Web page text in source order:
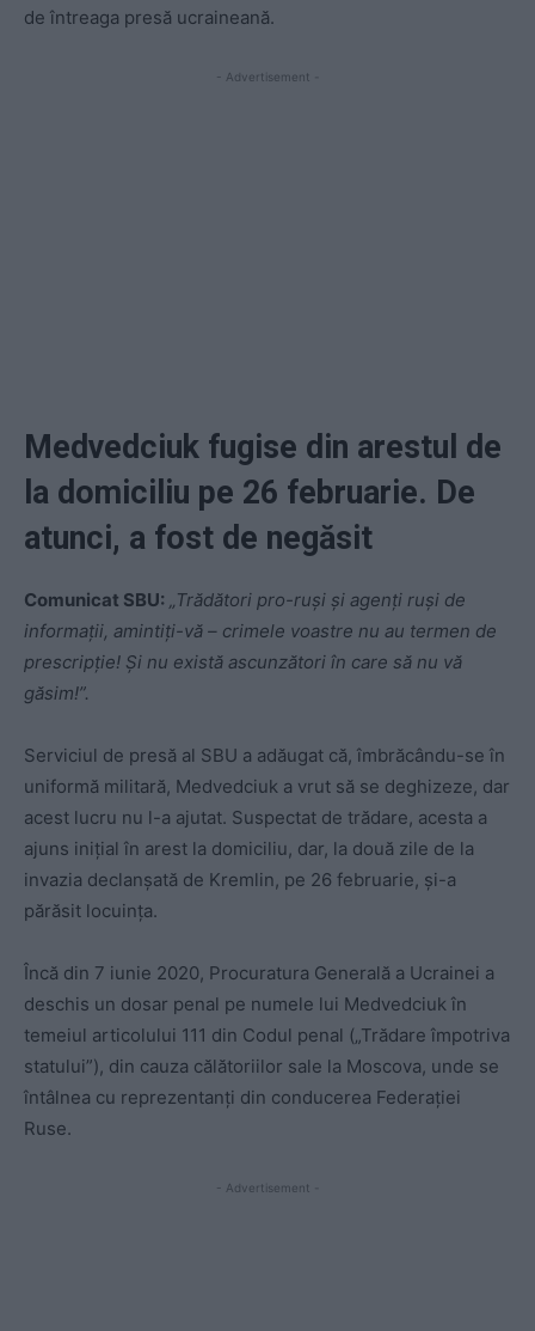
de întreaga presă ucraineană.
- Advertisement -
Medvedciuk fugise din arestul de
la domiciliu pe 26 februarie. De
atunci, a fost de negăsit
Comunicat SBU: „Trădători pro-ruși și agenți ruși de
informații, amintiți-vă – crimele voastre nu au termen de
prescripție! Și nu există ascunzători în care să nu vă
găsim!”.
Serviciul de presă al SBU a adăugat că, îmbrăcându-se în
uniformă militară, Medvedciuk a vrut să se deghizeze, dar
acest lucru nu l-a ajutat. Suspectat de trădare, acesta a
ajuns inițial în arest la domiciliu, dar, la două zile de la
invazia declanșată de Kremlin, pe 26 februarie, și-a
părăsit locuința.
Încă din 7 iunie 2020, Procuratura Generală a Ucrainei a
deschis un dosar penal pe numele lui Medvedciuk în
temeiul articolului 111 din Codul penal („Trădare împotriva
statului”), din cauza călătoriilor sale la Moscova, unde se
întâlnea cu reprezentanți din conducerea Federației
Ruse.
- Advertisement -